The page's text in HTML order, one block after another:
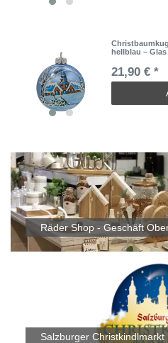
hellblau – Glas
21,90 € *
Räder Shop - Geschäft
Salzburger Christkindlmarkt